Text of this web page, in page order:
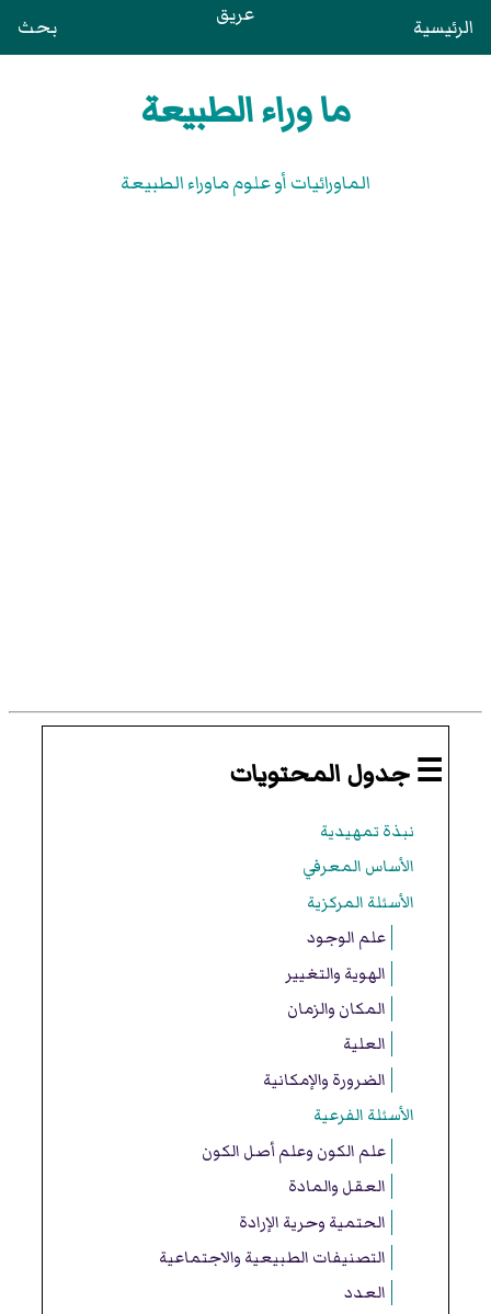
الرئيسية عريق بحث
ما وراء الطبيعة
الماورائيات أو علوم ماوراء الطبيعة
☰ جدول المحتويات
نبذة تمهيدية
الأساس المعرفي
الأسئلة المركزية
علم الوجود
الهوية والتغيير
المكان والزمان
العلية
الضرورة والإمكانية
الأسئلة الفرعية
علم الكون وعلم أصل الكون
العقل والمادة
الحتمية وحرية الإرادة
التصنيفات الطبيعية والاجتماعية
العدد